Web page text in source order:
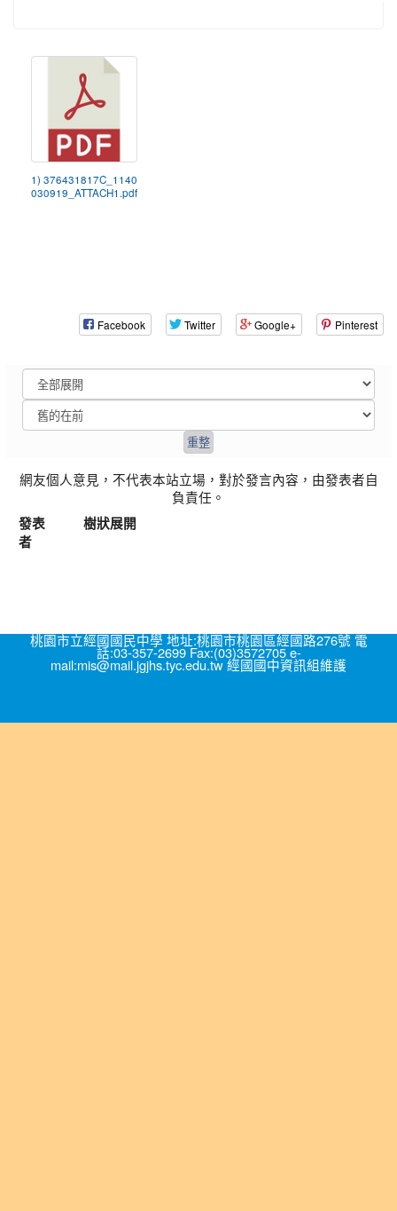
1) 376431817C_1140
030919_ATTACH1.pdf
Facebook Twitter Google+ Pinterest
網友個人意見，不代表本站立場，對於發言內容，由發表者自
負責任。
發表
者
樹狀展開
桃園市立經國國民中學 地址:桃園市桃園區經國路276號 電
話:03-357-2699 Fax:(03)3572705 e-
mail:mis@mail.jgjhs.tyc.edu.tw 經國國中資訊組維護